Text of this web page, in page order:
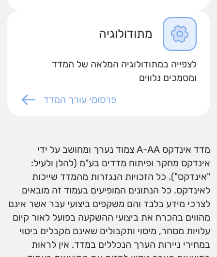
מתודולוגיה
לצפייה במתודולוגיה המלאה של המדד
ומסמכים נלווים
פרסומי עורך המדד
מדד אינדקס A-AA צמוד נערך ומחושב על ידי
אינדקס מחקר ופיתוח מדדים בע"מ (להלן ולעיל:
"אינדקס"). כל הזכויות הנגזרות מהמדד שייכות
לאינדקס. כל הנתונים המופיעים בעמוד זה מובאים
לצרכי מידע בלבד והם משקפים ביצועי עבר אשר אינם
מהווים בהכרח את ביצועי ההשקעה בפועל לאור קיום
עלויות מסחר, מיסוי ותקבולים שאינם מקבלים ביטוי
במחירי ניירות הערך הנכללים במדד. אין לראות